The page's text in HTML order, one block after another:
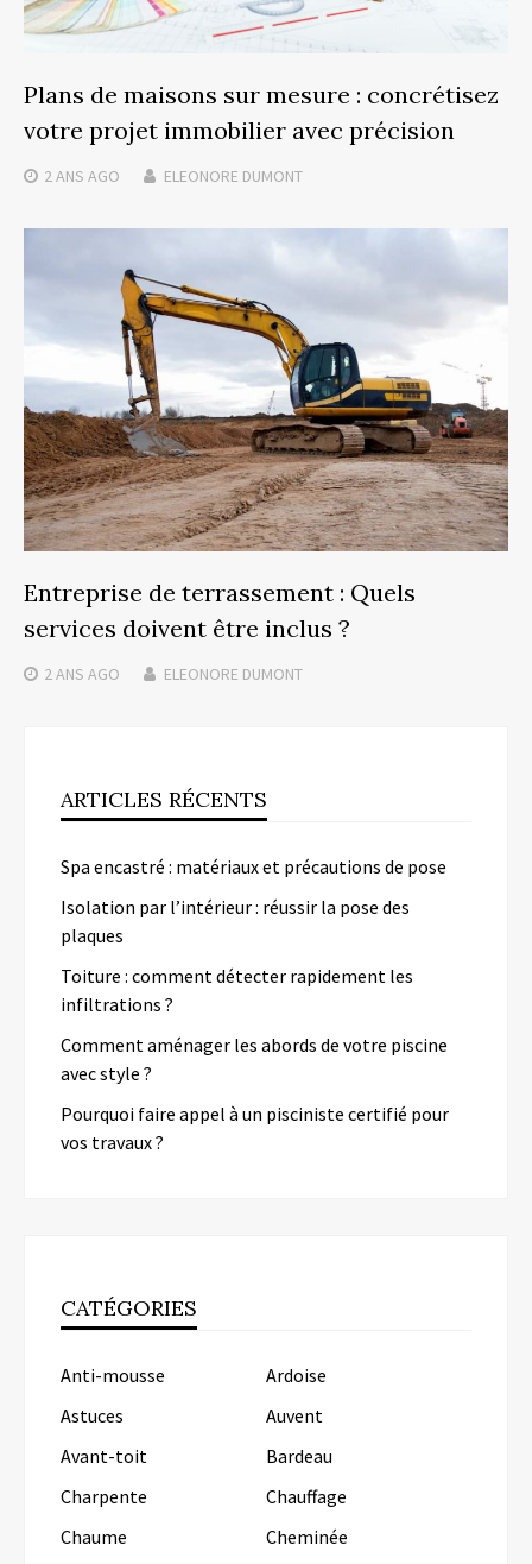
Plans de maisons sur mesure : concrétisez
votre projet immobilier avec précision
2 ANS AGO ELEONORE DUMONT
Entreprise de terrassement : Quels
services doivent être inclus ?
2 ANS AGO ELEONORE DUMONT
ARTICLES RÉCENTS
Spa encastré : matériaux et précautions de pose
Isolation par l’intérieur : réussir la pose des
plaques
Toiture : comment détecter rapidement les
infiltrations ?
Comment aménager les abords de votre piscine
avec style ?
Pourquoi faire appel à un pisciniste certifié pour
vos travaux ?
CATÉGORIES
Anti-mousse
Ardoise
Astuces
Auvent
Avant-toit
Bardeau
Charpente
Chauffage
Chaume
Cheminée